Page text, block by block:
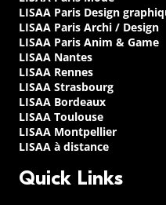
LISAA Paris Design
LISAA Paris Archi / Design
LISAA Paris Anim & Game
LISAA Nantes
LISAA Rennes
LISAA Strasbourg
LISAA Bordeaux
LISAA Toulouse
LISAA Montpellier
LISAA à distance
Quick Links